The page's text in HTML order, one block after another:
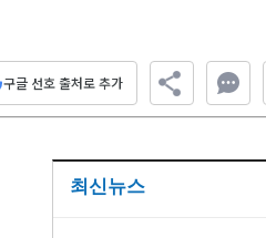
구글 선호 출처로 추가
최신뉴스